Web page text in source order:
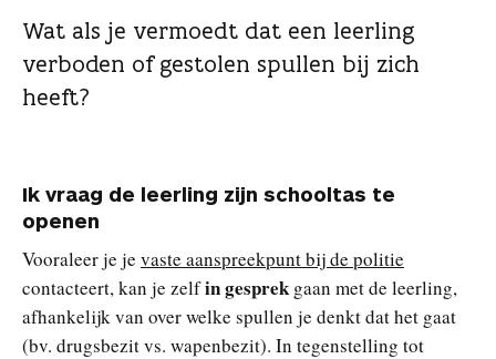
Wat als je vermoedt dat een leerling
verboden of gestolen spullen bij zich
heeft?
Ik vraag de leerling zijn schooltas te
openen
Vooraleer je je vaste aanspreekpunt bij de politie
contacteert, kan je zelfin gesprekgaan met de leerling,
afhankelijk van over welke spullen je denkt dat het gaat
(bv. drugsbezit vs. wapenbezit). In tegenstelling tot